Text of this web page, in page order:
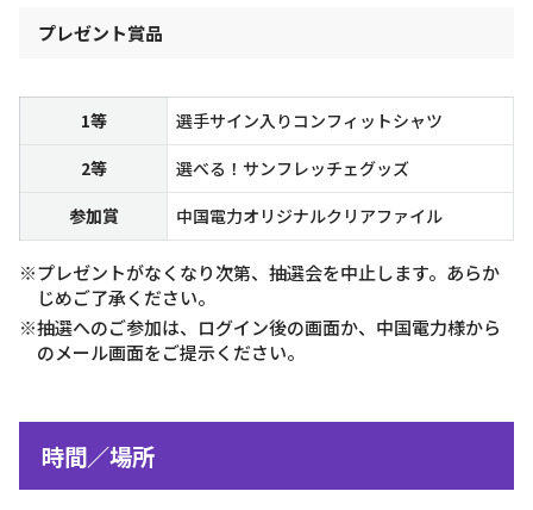
プレゼント賞品
1等
選手サイン入りコンフィットシャツ
2等
選べる！サンフレッチェグッズ
参加賞
中国電力オリジナルクリアファイル
※プレゼントがなくなり次第、抽選会を中止します。あらか
じめご了承ください。
※抽選へのご参加は、ログイン後の画面か、中国電力様から
のメール画面をご提示ください。
時間／場所